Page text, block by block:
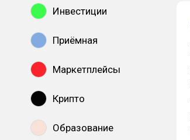
Инвестиции
Приёмная
Маркетплейсы
Крипто
Образование